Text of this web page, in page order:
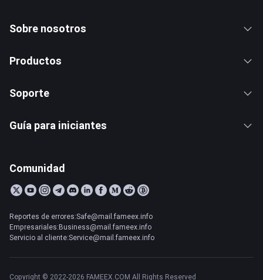
Sobre nosotros
Productos
Soporte
Guía para iniciantes
Comunidad
Reportes de errores:Safe@mail.fameex.info
Empresariales:Business@mail.fameex.info
Servicio al cliente:Service@mail.fameex.info
Copyright © 2022-2026 FAMEEX.COM All Rights Reserved